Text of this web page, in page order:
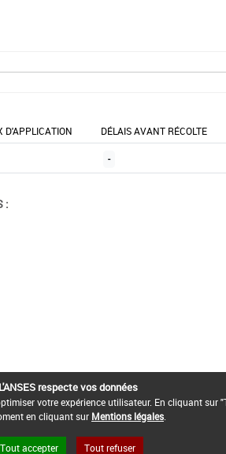
D'APPLICATION DÉLAIS AVANT RÉCOLTE
-
:
L'ANSES respecte vos données
votre expérience utilisateur. En cliquant
en cliquant sur Mentions légales
Tout accepter Tout refuser